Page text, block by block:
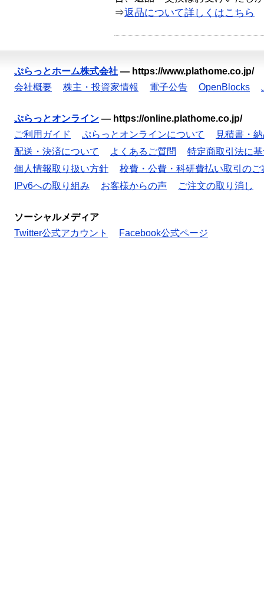
⇒返品について詳しくはこちら
ぷらっとホーム株式会社 — https://www.plathome.co.jp/
会社概要
株主・投資家情報 電子公告 OpenBlocks
ぷらっとオンライン — https://online.plathome.co.jp/
ご利用ガイド
ぷらっとオンラインについて
見積書・
配送・決済について
よくあるご質問
特定商取引法に
個人情報取り扱い方針
校費・公費・科研費払い取引のご
IPv6への取り組み
お客様からの声 ご注文の取り消し
ソーシャルメディア
Twitter公式アカウント
Facebook公式ページ